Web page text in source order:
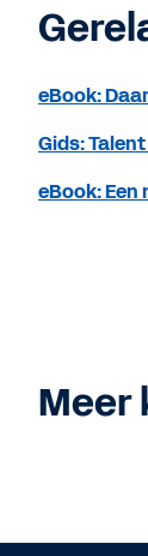
eBook:
Gids:
eBook: Een
Meer